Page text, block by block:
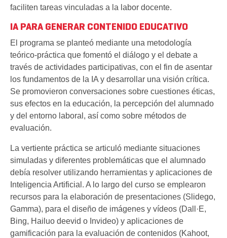
faciliten tareas vinculadas a la labor docente.
IA PARA GENERAR CONTENIDO EDUCATIVO
El programa se planteó mediante una metodología
teórico-práctica que fomentó el diálogo y el debate a
través de actividades participativas, con el fin de asentar
los fundamentos de la IA y desarrollar una visión crítica.
Se promovieron conversaciones sobre cuestiones éticas,
sus efectos en la educación, la percepción del alumnado
y del entorno laboral, así como sobre métodos de
evaluación.
La vertiente práctica se articuló mediante situaciones
simuladas y diferentes problemáticas que el alumnado
debía resolver utilizando herramientas y aplicaciones de
Inteligencia Artificial. A lo largo del curso se emplearon
recursos para la elaboración de presentaciones (Slidego,
Gamma), para el diseño de imágenes y vídeos (Dall·E,
Bing, Hailuo deevid o Invideo) y aplicaciones de
gamificación para la evaluación de contenidos (Kahoot,